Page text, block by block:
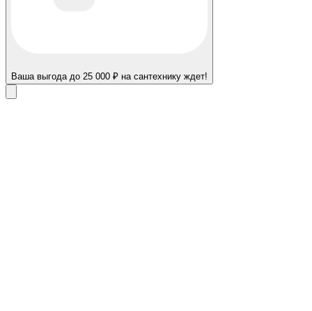
Ваша выгода до 25 000 ₽ на сантехнику ждет!